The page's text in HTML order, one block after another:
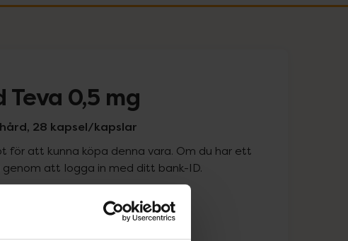
Teva 0,5 mg
28 kapsel/kapslar
för att kunna köpa denna vara. Om du har ett
att logga in med ditt bank-ID.
Pris med recept